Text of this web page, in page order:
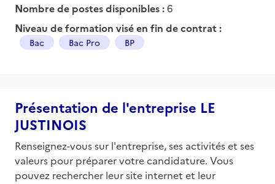
Nombre de postes disponibles :6
Niveau de formation visé en fin de contrat :
Bac Bac Pro BP
Présentation de l'entreprise LE
JUSTINOIS
Renseignez-vous sur l'entreprise, ses activités et ses
valeurs pour préparer votre candidature. Vous
pouvez rechercher leur site internet et leur